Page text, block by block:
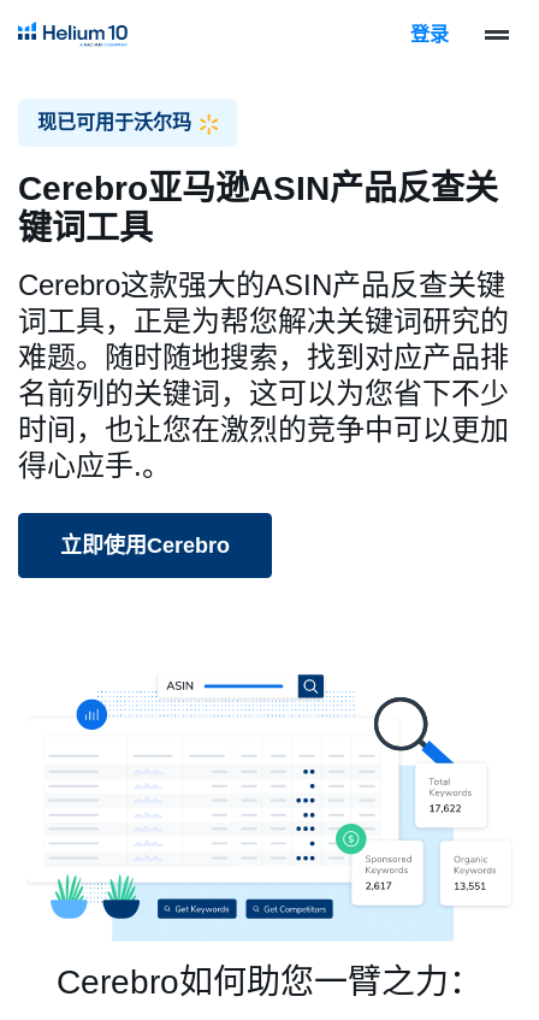
登录
现已可用于沃尔玛
Cerebro亚马逊ASIN产品反查关
键词工具
Cerebro这款强大的ASIN产品反查关键
词工具，正是为帮您解决关键词研究的
难题。随时随地搜索，找到对应产品排
名前列的关键词，这可以为您省下不少
时间，也让您在激烈的竞争中可以更加
得心应手.。
立即使用Cerebro
Cerebro如何助您一臂之力：